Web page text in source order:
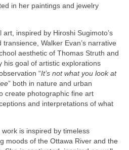
in her paintings and jewelry
art, inspired by Hiroshi Sugimoto’s
transience, Walker Evan’s narrative
aesthetic of Thomas Struth and
his goal of artistic explorations
“It’s not what you look at
” both in nature and urban
create photographic fine art
and interpretations of what
work is inspired by timeless
moods of the Ottawa River and the